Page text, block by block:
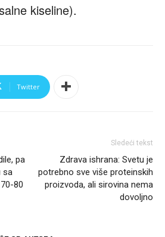
kiseline).
Twitter
pa
sa
80
Sledeći tekst
Zdrava ishrana: Svetu je
potrebno sve više proteinskih
proizvoda, ali sirovina nema
dovoljno